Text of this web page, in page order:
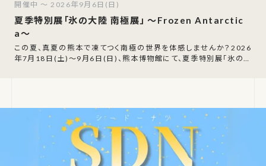
夏季特別展「氷の大陸 南極展」 〜Frozen Antarctic
a〜
この夏、真夏の熊本で凍てつく南極の世界を体感しませんか？2026
年7月18日(土)〜9月6日(日)、熊本博物館にて、夏季特別展「氷の大
開催中 ～ 2026年9月6日(日)